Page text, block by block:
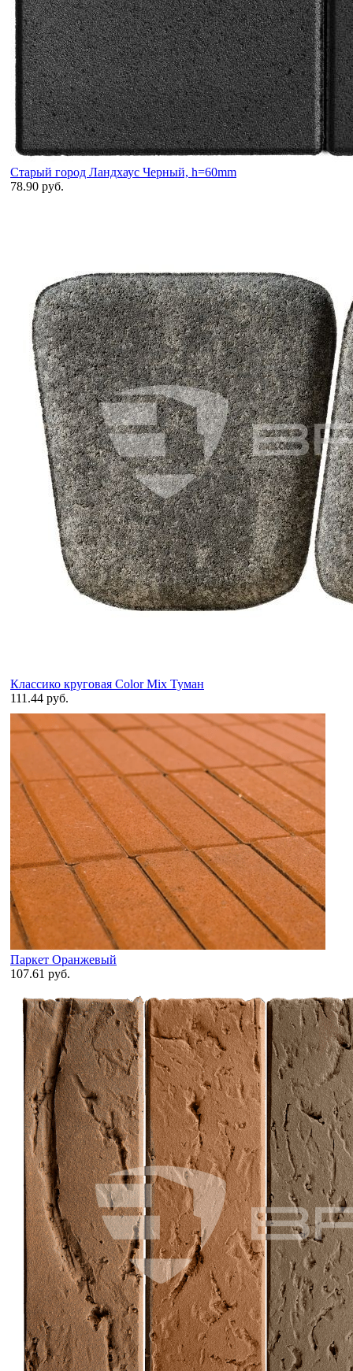
Старый город Ландхаус Черный, h=60mm
78.90 руб.
Классико круговая Color Mix Туман
111.44 руб.
Паркет Оранжевый
107.61 руб.